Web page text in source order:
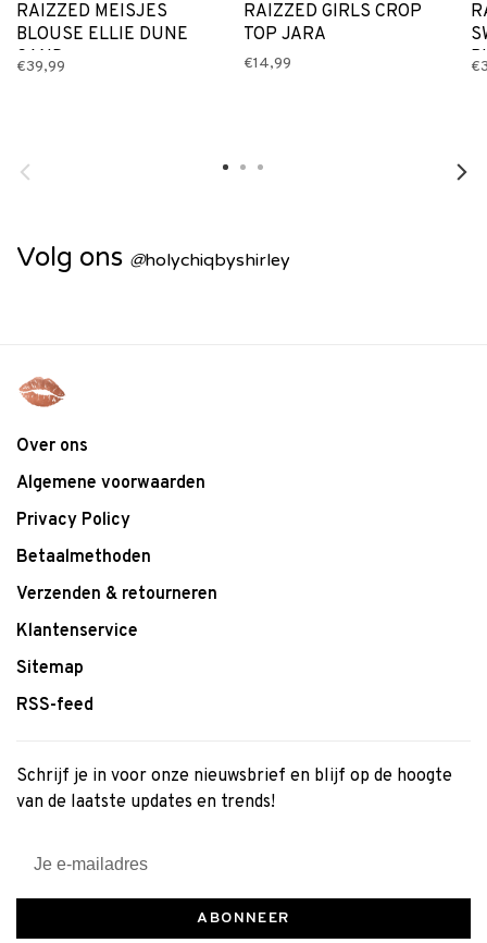
RAIZZED MEISJES
BLOUSE ELLIE DUNE
SAND
€39,99
RAIZZED GIRLS CROP
TOP JARA
€14,99
Volg ons @holychiqbyshirley
Over ons
Algemene voorwaarden
Privacy Policy
Betaalmethoden
Verzenden & retourneren
Klantenservice
Sitemap
RSS-feed
Schrijf je in voor onze nieuwsbrief en blijf op de hoogte
van de laatste updates en trends!
ABONNEER